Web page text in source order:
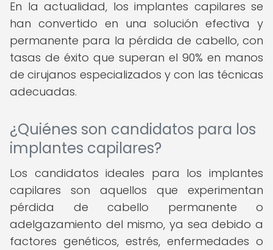
En la actualidad, los implantes capilares se
han convertido en una solución efectiva y
permanente para la pérdida de cabello, con
tasas de éxito que superan el 90% en manos
de cirujanos especializados y con las técnicas
adecuadas.
¿Quiénes son candidatos para los
implantes capilares?
Los candidatos ideales para los implantes
capilares son aquellos que experimentan
pérdida de cabello permanente o
adelgazamiento del mismo, ya sea debido a
factores genéticos, estrés, enfermedades o